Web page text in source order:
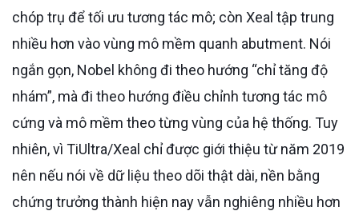
chóp trụ để tối ưu tương tác mô; còn Xeal tập trung
nhiều hơn vào vùng mô mềm quanh abutment. Nói
ngắn gọn, Nobel không đi theo hướng “chỉ tăng độ
nhám”, mà đi theo hướng điều chỉnh tương tác mô
cứng và mô mềm theo từng vùng của hệ thống. Tuy
nhiên, vì TiUltra/Xeal chỉ được giới thiệu từ năm 2019
nên nếu nói về dữ liệu theo dõi thật dài, nền bằng
chứng trưởng thành hiện nay vẫn nghiêng nhiều hơn